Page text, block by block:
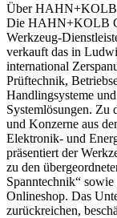
Über HAHN+KOLB
Die HAHN+KOLB
Werkzeug-
verkauft das in
international
Prüftechnik,
Handlingsysteme
Systemlösungen. Zu
und Konzerne aus
Elektronik- und
präsentiert der
zu den
Spanntechnik“
Onlineshop. Das
zurückreichen,